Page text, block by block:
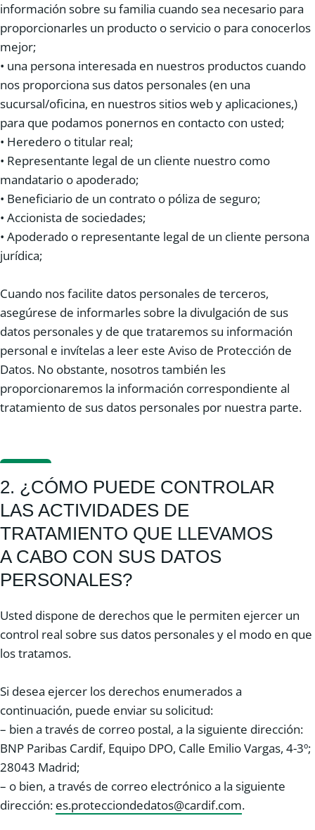
información sobre su familia cuando sea necesario para
proporcionarles un producto o servicio o para conocerlos
mejor;
• una persona interesada en nuestros productos cuando
nos proporciona sus datos personales (en una
sucursal/oficina, en nuestros sitios web y aplicaciones,)
para que podamos ponernos en contacto con usted;
• Heredero o titular real;
• Representante legal de un cliente nuestro como
mandatario o apoderado;
• Beneficiario de un contrato o póliza de seguro;
• Accionista de sociedades;
• Apoderado o representante legal de un cliente persona
jurídica;
Cuando nos facilite datos personales de terceros,
asegúrese de informarles sobre la divulgación de sus
datos personales y de que trataremos su información
personal e invítelas a leer este Aviso de Protección de
Datos. No obstante, nosotros también les
proporcionaremos la información correspondiente al
tratamiento de sus datos personales por nuestra parte.
2. ¿CÓMO PUEDE CONTROLAR
LAS ACTIVIDADES DE
TRATAMIENTO QUE LLEVAMOS
A CABO CON SUS DATOS
PERSONALES?
Usted dispone de derechos que le permiten ejercer un
control real sobre sus datos personales y el modo en que
los tratamos.
Si desea ejercer los derechos enumerados a
continuación, puede enviar su solicitud:
– bien a través de correo postal, a la siguiente dirección:
BNP Paribas Cardif, Equipo DPO, Calle Emilio Vargas, 4-3º;
28043 Madrid;
– o bien, a través de correo electrónico a la siguiente
dirección: es.protecciondedatos@cardif.com.